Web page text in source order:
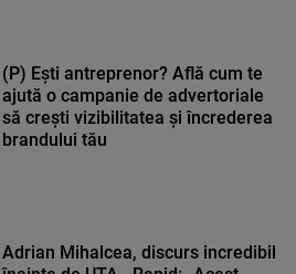
(P) Ești antreprenor? Află cum te
ajută o campanie de advertoriale
să crești vizibilitatea și încrederea
brandului tău
Adrian Mihalcea, discurs incredibil